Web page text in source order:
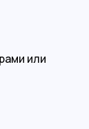
или